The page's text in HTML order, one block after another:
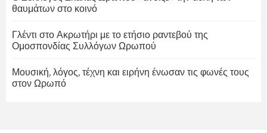
θαυμάτων στο κοινό
Γλέντι στο Ακρωτήρι με το ετήσιο ραντεβού της
Ομοσπονδίας Συλλόγων Ωρωπού
Μουσική, λόγος, τέχνη και ειρήνη ένωσαν τις φωνές τους
στον Ωρωπό